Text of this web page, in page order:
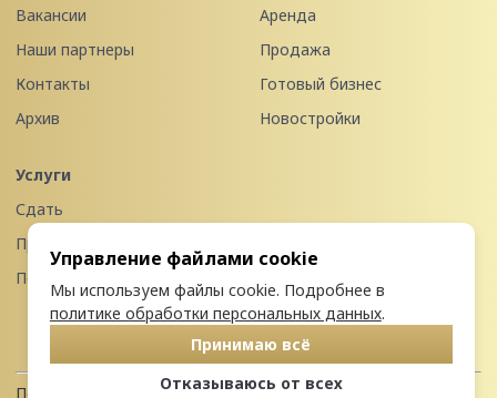
Вакансии
Наши партнеры
Контакты
Архив
Аренда
Продажа
Готовый бизнес
Новостройки
Услуги
Сдать
Продать
Передать в управление
Политика конфиденциальности
Управление файлами cookie
Мы используем файлы cookie. Подробнее в
политике обработки персональных данных.
Принимаю всё
Отказываюсь от всех